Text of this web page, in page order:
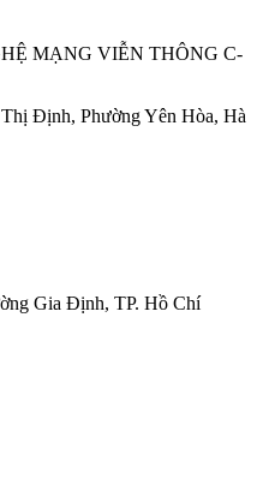
MẠNG VIỄN THÔNG C-
Định, Phường Yên Hòa, Hà
Gia Định, TP. Hồ Chí